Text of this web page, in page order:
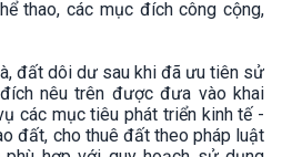
thao, các mục đích công cộng,
đất dôi dư sau khi đã ưu tiên sử
nêu trên được đưa vào khai
các mục tiêu phát triển kinh tế -
đất, cho thuê đất theo pháp luật